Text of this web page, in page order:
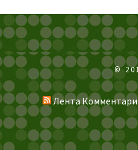
©
Лента